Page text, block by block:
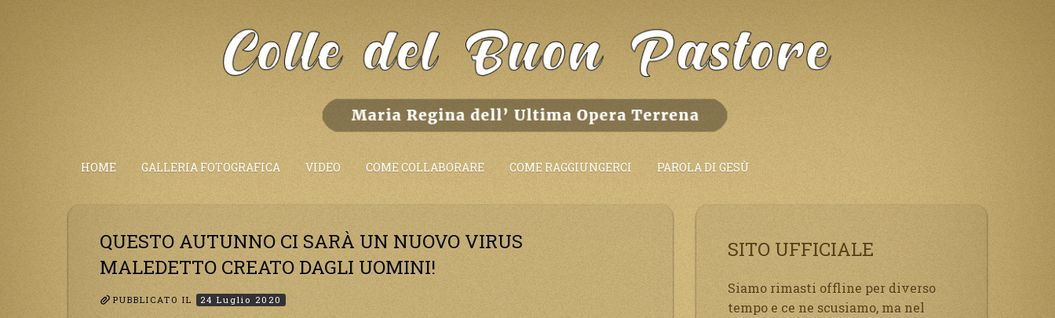
HOME GALLERIA FOTOGRAFICA VIDEO COME COLLABORARE COME RAGGIUNGERCI PAROLA DI GESÙ
QUESTO AUTUNNO CI SARÀ UN NUOVO VIRUS
MALEDETTO CREATO DAGLI UOMINI!
PUBBLICATO IL 24 Luglio 2020
SITO UFFICIALE
Siamo rimasti offline per diverso
tempo e ce ne scusiamo, ma nel